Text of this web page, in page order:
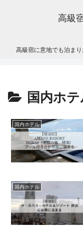
高級
高級宿に意地でも泊ま
国内ホ
国内ホテル
国内ホテル